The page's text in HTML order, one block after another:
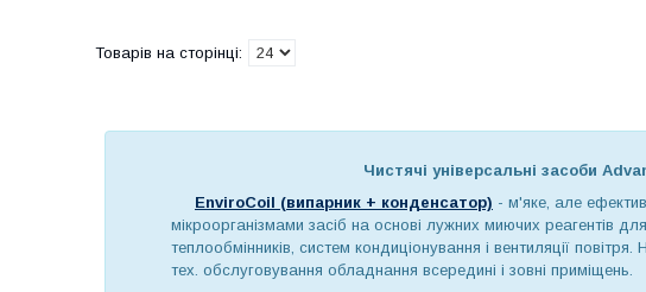
Чистячі універсальні засоби
EnviroCoil (випарник + конденсатор) - м'яке, але
мікроорганізмами засіб на основі лужних миючих реагентів
теплообмінників, систем кондиціонування і вентиляції
тех. обслуговування обладнання всередині і зовні приміщень.